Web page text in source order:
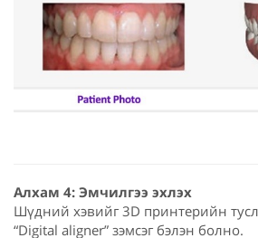
Алхам 4: Эмчилгээ эхлэх
Шүдний хэвийг 3D принтерийн
“Digital aligner” зэмсэг бэлэн болно.